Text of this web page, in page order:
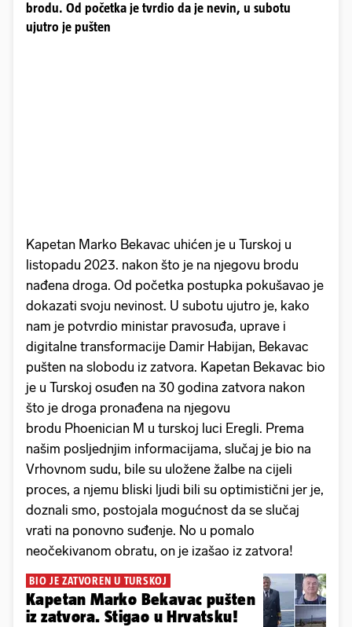
brodu. Od početka je tvrdio da je nevin, u subotu
ujutro je pušten
Kapetan Marko Bekavac uhićen je u Turskoj u
listopadu 2023. nakon što je na njegovu brodu
nađena droga. Od početka postupka pokušavao je
dokazati svoju nevinost. U subotu ujutro je, kako
nam je potvrdio ministar pravosuđa, uprave i
digitalne transformacije Damir Habijan, Bekavac
pušten na slobodu iz zatvora. Kapetan Bekavac bio
je u Turskoj osuđen na 30 godina zatvora nakon
što je droga pronađena na njegovu
brodu Phoenician M u turskoj luci Eregli. Prema
našim posljednjim informacijama, slučaj je bio na
Vrhovnom sudu, bile su uložene žalbe na cijeli
proces, a njemu bliski ljudi bili su optimistični jer je,
doznali smo, postojala mogućnost da se slučaj
vrati na ponovno suđenje. No u pomalo
neočekivanom obratu, on je izašao iz zatvora!
BIO JE ZATVOREN U TURSKOJ
Kapetan Marko Bekavac pušten
iz zatvora. Stigao u Hrvatsku!